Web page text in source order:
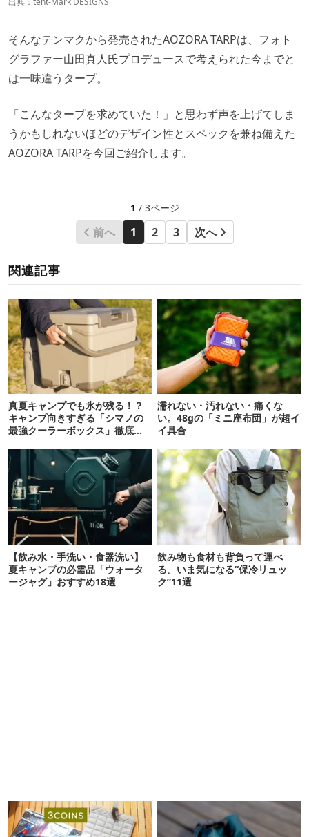
そんなテンマクから発売されたAOZORA TARPは、フォト
グラファー山田真人氏プロデュースで考えられた今までと
は一味違うタープ。
「こんなタープを求めていた！」と思わず声を上げてしま
うかもしれないほどのデザイン性とスペックを兼ね備えた
AOZORA TARPを今回ご紹介します。
1 / 3ページ
前へ 1 2 3 次へ
関連記事
真夏キャンプでも氷が残る！？
キャンプ向きすぎる「シマノの
最強クーラーボックス」徹底解
濡れない・汚れない・痛くな
い。48gの「ミニ座布団」が超イ
イ具合
【飲み水・手洗い・食器洗い】
夏キャンプの必需品「ウォータ
ージャグ」おすすめ18選
飲み物も食材も背負って運べ
る。いま気になる“保冷リュッ
ク”11選